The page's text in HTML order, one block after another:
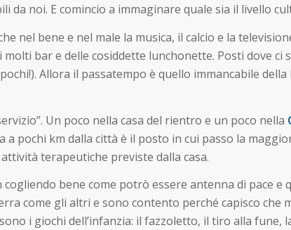
noi. E comincio a immaginare quale sia il livello
nel bene e nel male la musica, il calcio e la
molti bar e delle cosiddette lunchonette. Posti dove ci
Allora il passatempo è quello immancabile della
Un poco nella casa del rientro e un poco nella
pochi km dalla città è il posto in cui passo la
terapeutiche previste dalla casa.
bene come potrò essere antenna di pace
come gli altri e sono contento perché capisco che
i giochi dell’infanzia: il fazzoletto, il tiro alla